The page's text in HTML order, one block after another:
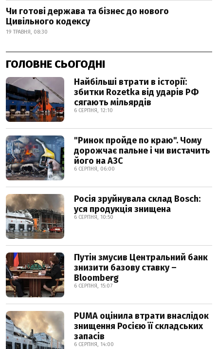
Чи готові держава та бізнес до нового
Цивільного кодексу
19 ТРАВНЯ, 08:30
ГОЛОВНЕ СЬОГОДНІ
Найбільші втрати в історії:
збитки Rozetka від ударів РФ
сягають мільярдів
6 СЕРПНЯ, 12:10
"Ринок пройде по краю". Чому
дорожчає пальне і чи вистачить
його на АЗС
6 СЕРПНЯ, 06:00
Росія зруйнувала склад Bosch:
уся продукція знищена
6 СЕРПНЯ, 10:50
Путін змусив Центральний банк
знизити базову ставку –
Bloomberg
6 СЕРПНЯ, 15:07
PUMA оцінила втрати внаслідок
знищення Росією її складських
запасів
6 СЕРПНЯ, 14:00